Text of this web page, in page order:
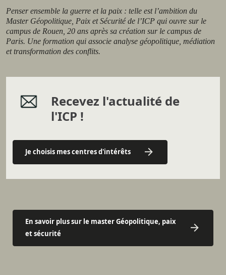
Penser ensemble la guerre et la paix : telle est l’ambition du
Master Géopolitique, Paix et Sécurité de l’ICP qui ouvre sur le
campus de Rouen, 20 ans après sa création sur le campus de
Paris. Une formation qui associe analyse géopolitique, médiation
et transformation des conflits.
Recevez l'actualité de
l'ICP !
Je choisis mes centres d'intérêts
En savoir plus sur le master Géopolitique, paix
et sécurité